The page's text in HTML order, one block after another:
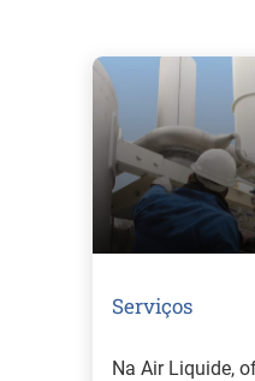
Serviços
Na Air Liquide,